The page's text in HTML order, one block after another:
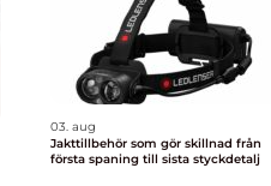
03. aug
Jakttillbehör som gör skillnad från
första spaning till sista styckdetalj